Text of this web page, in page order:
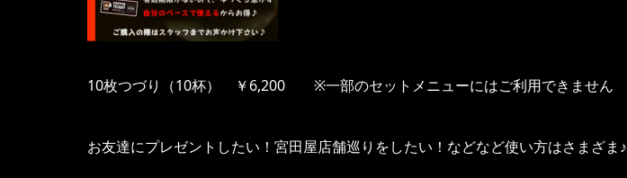
10枚つづり（10杯） ￥6,200 ※一部のセットメニューにはご利用できません
お友達にプレゼントしたい！宮田屋店舗巡りをしたい！などなど使い方はさまざま♪